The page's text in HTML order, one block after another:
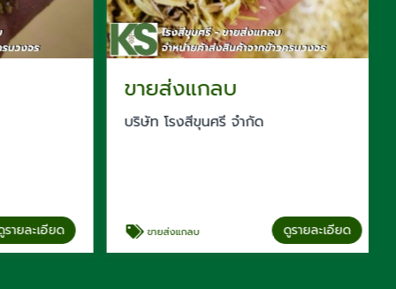
ยละเอียด
ขายส่งแกลบ
บริษัท โรงสีขุนศรี จำกัด
ขายส่งแกลบ ดูรายละเอียด